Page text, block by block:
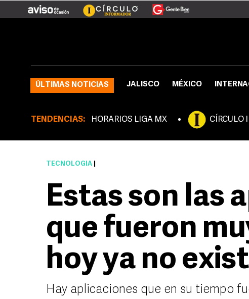
ÚLTIMAS NOTICIAS JALISCO MÉXICO
TENDENCIAS: HORARIOS LIGA MX CÍRCULO
TECNOLOGÍA
Estas son las
que fueron
hoy ya no
Hay aplicaciones que en su tiempo